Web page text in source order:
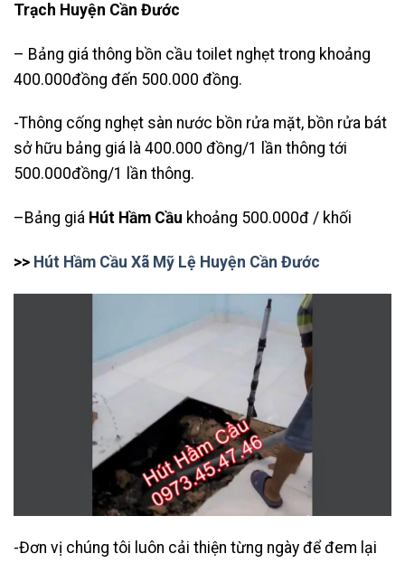
Trạch Huyện Cần Đước
– Bảng giá thông bồn cầu toilet nghẹt trong khoảng
400.000đồng đến 500.000 đồng.
-Thông cống nghẹt sàn nước bồn rửa mặt, bồn rửa bát
sở hữu bảng giá là 400.000 đồng/1 lần thông tới
500.000đồng/1 lần thông.
–Bảng giá Hút Hầm Cầu khoảng 500.000đ / khối
>> Hút Hầm Cầu Xã Mỹ Lệ Huyện Cần Đước
-Đơn vị chúng tôi luôn cải thiện từng ngày để đem lại